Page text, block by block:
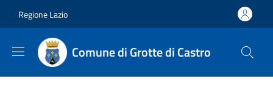
Regione Lazio
Comune di Grotte di Castro